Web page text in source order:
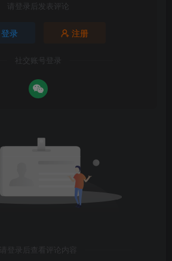
请登录后发表评论
登录 注册
社交账号登录
请登录后查看评论内容